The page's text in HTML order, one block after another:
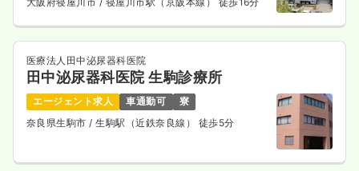
医療法人田中泌尿器科医院
田中泌尿器科医院 生駒診療所
エージェント求人 車通勤可
寮
奈良県生駒市 / 生駒駅（近鉄奈良線） 徒歩5分